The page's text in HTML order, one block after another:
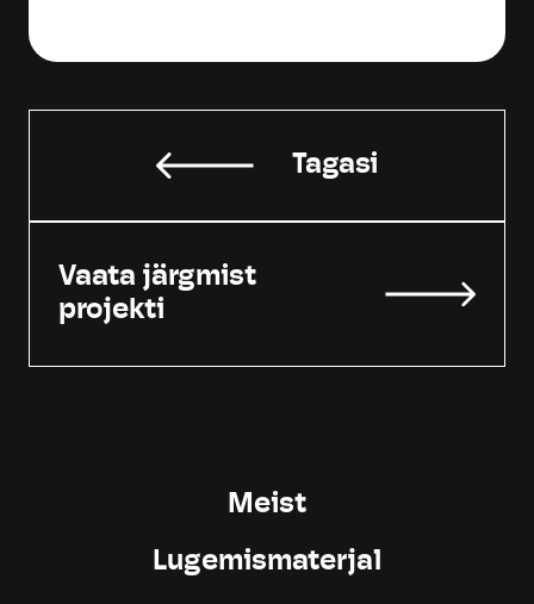
Tagasi
Vaata järgmist
projekti
Meist
Lugemismaterjal